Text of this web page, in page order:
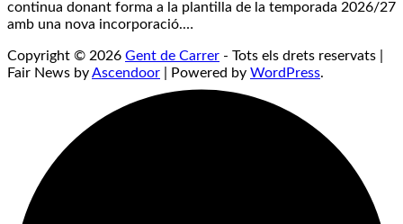
continua donant forma a la plantilla de la temporada 2026/27
amb una nova incorporació.…
Copyright © 2026 Gent de Carrer - Tots els drets reservats |
Fair News byAscendoor | Powered by WordPress.